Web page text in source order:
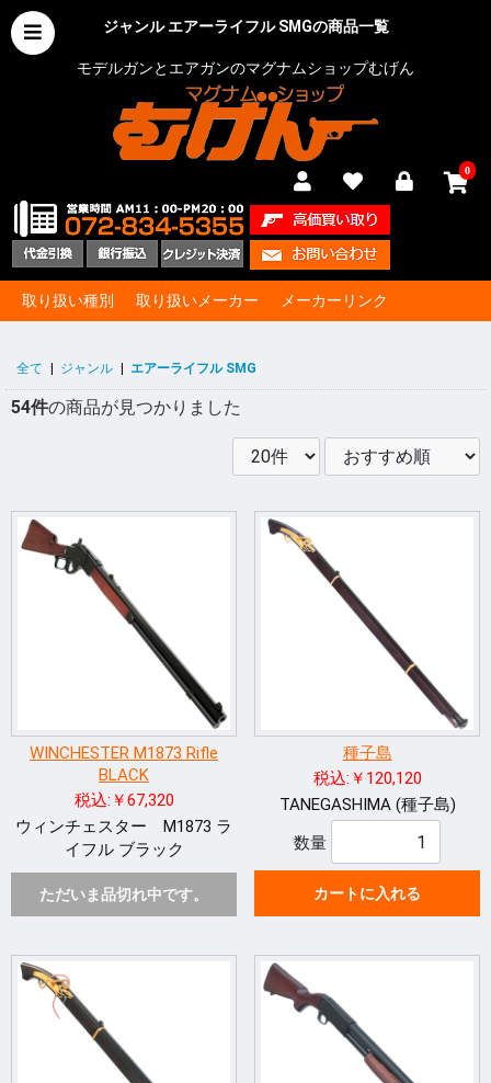
ジャンル エアーライフル SMGの商品一覧
モデルガンとエアガンのマグナムショップむげん
0
取り扱い種別 取り扱いメーカー メーカーリンク
全て ジャンル エアーライフル SMG
54件の商品が見つかりました
WINCHESTER M1873 Rifle
BLACK
税込:￥67,320
ウィンチェスター M1873 ラ
イフル ブラック
ただいま品切れ中です。
種子島
税込:￥120,120
TANEGASHIMA (種子島)
数量
カートに入れる